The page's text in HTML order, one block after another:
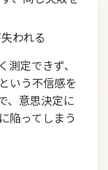
われる
定できず、
いう不信感を
、意思決定に
陥ってしまう